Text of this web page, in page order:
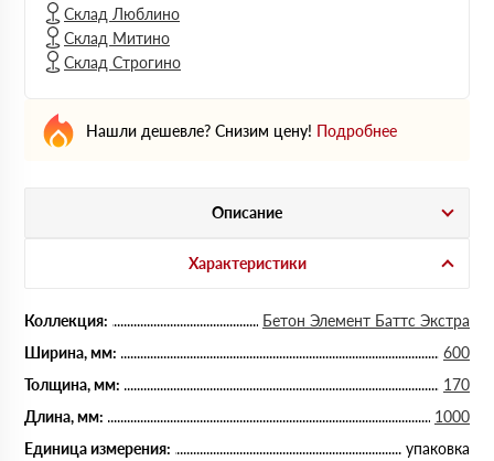
Склад Люблино
Склад Митино
Склад Строгино
Нашли дешевле? Снизим цену! Подробнее
Описание
Характеристики
Коллекция:
Бетон Элемент Баттс Экстра
Ширина, мм:
600
Толщина, мм:
170
Длина, мм:
1000
Единица измерения:
упаковка